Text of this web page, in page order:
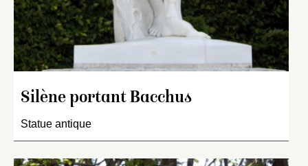
Silène portant Bacchus
Statue antique